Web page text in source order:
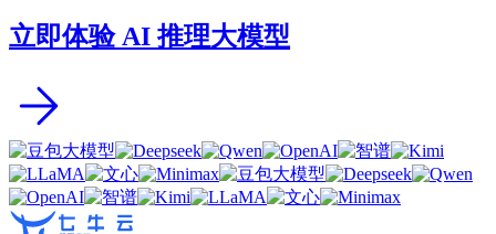
立即体验 AI 推理大模型